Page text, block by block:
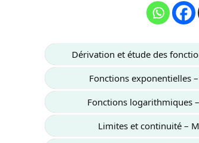
Dérivation et étude des
Fonctions exponentielles
Fonctions logarithmiques
Limites et continuité –